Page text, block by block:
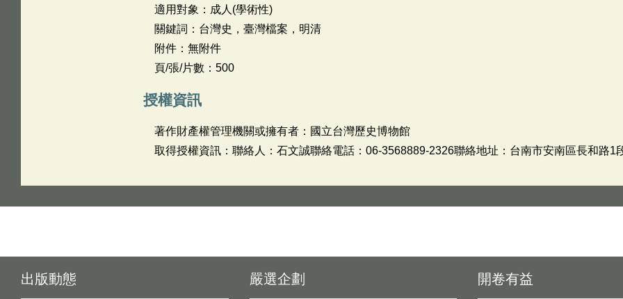
適用對象：成人(學術性)
關鍵詞：台灣史，臺灣檔案，明清
附件：無附件
頁/張/片數：500
授權資訊
著作財產權管理機關或擁有者：國立台灣歷史博物館
取得授權資訊：聯絡人：石文誠聯絡電話：06-3568889-2326聯絡地址：台南市安南區長和路1
出版動態 開卷有益
嚴選企劃